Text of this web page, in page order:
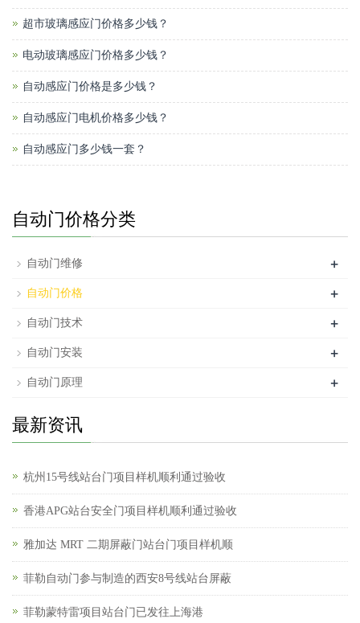
超市玻璃感应门价格多少钱？
电动玻璃感应门价格多少钱？
自动感应门价格是多少钱？
自动感应门电机价格多少钱？
自动感应门多少钱一套？
自动门价格分类
自动门维修 +
自动门价格 +
自动门技术 +
自动门安装 +
自动门原理 +
最新资讯
杭州15号线站台门项目样机顺利通过验收
香港APG站台安全门项目样机顺利通过验收
雅加达 MRT 二期屏蔽门站台门项目样机顺
菲勒自动门参与制造的西安8号线站台屏蔽
菲勒蒙特雷项目站台门已发往上海港